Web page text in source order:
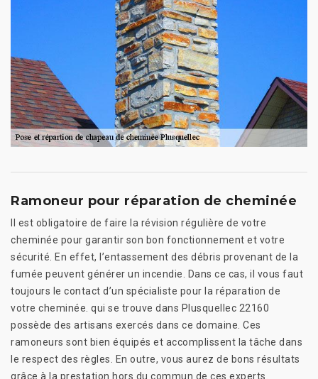
Ramoneur pour réparation de cheminée
Il est obligatoire de faire la révision régulière de votre
cheminée pour garantir son bon fonctionnement et votre
sécurité. En effet, l’entassement des débris provenant de la
fumée peuvent générer un incendie. Dans ce cas, il vous faut
toujours le contact d’un spécialiste pour la réparation de
votre cheminée. qui se trouve dans Plusquellec 22160
possède des artisans exercés dans ce domaine. Ces
ramoneurs sont bien équipés et accomplissent la tâche dans
le respect des règles. En outre, vous aurez de bons résultats
grâce à la prestation hors du commun de ces experts.